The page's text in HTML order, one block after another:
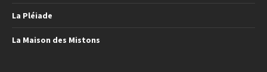
La Pléiade
La Maison des Mistons